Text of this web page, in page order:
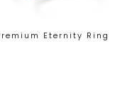
Eternity Ring